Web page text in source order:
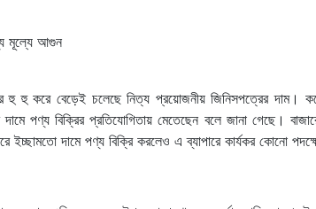
হু হু করে বেড়েই চলেছে নিত্য প্রয়োজনীয় জিনিসপত্রের দাম।
দামে পণ্য বিক্রির প্রতিযোগিতায় মেতেছেন বলে জানা গেছে।
ইচ্ছামতো দামে পণ্য বিক্রি করলেও এ ব্যাপারে কার্যকর কোনো